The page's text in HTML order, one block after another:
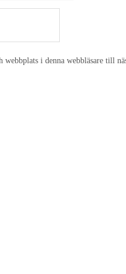
webbplats i denna webbläsare till